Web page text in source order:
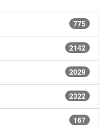
775
2142
2029
2322
167